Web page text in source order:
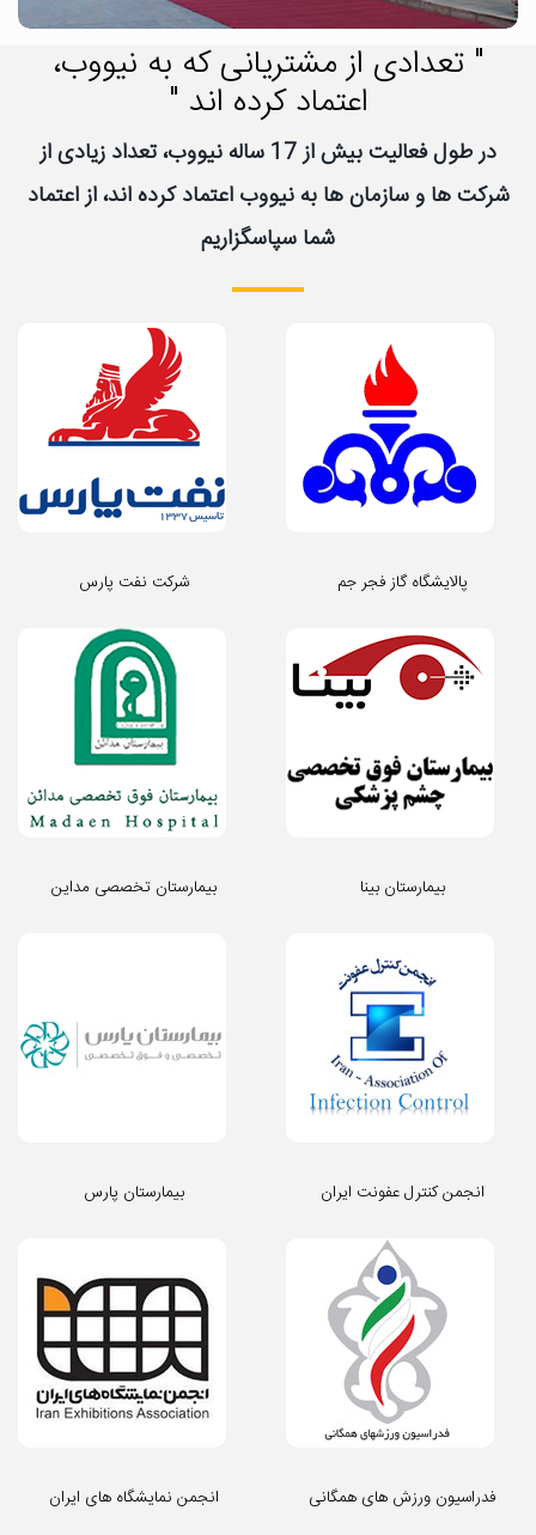
" تعدادی از مشتریانی که به نیووب،
اعتماد کرده اند "
در طول فعالیت بیش از 17 ساله نیووب، تعداد زیادی از
شرکت ها و سازمان ها به نیووب اعتماد کرده اند، از اعتماد
شما سپاسگزاریم
شرکت نفت پارس پالایشگاه گاز فجر جم
بیمارستان تخصصی مداین بیمارستان بینا
بیمارستان پارس انجمن کنترل عفونت ایران
انجمن نمایشگاه های ایران فدراسیون ورزش های همگانی